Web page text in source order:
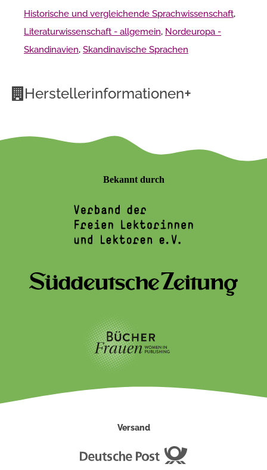
Historische und vergleichende Sprachwissenschaft,
Literaturwissenschaft - allgemein, Nordeuropa -
Skandinavien, Skandinavische Sprachen
Herstellerinformationen+
Bekannt durch
Versand